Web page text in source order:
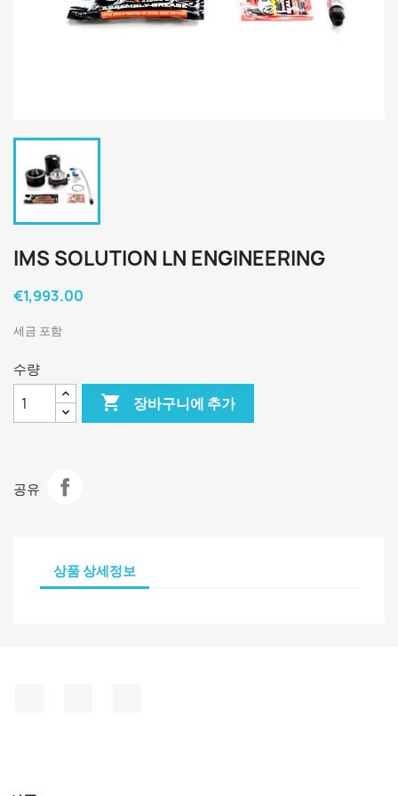
IMS SOLUTION LN ENGINEERING
€1,993.00
세금 포함
수량
 장바구니에 추가
공유
상품 상세정보